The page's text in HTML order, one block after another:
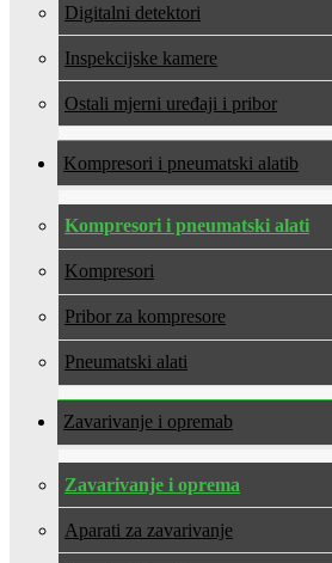
Digitalni detektori
Inspekcijske kamere
Ostali mjerni uređaji i pribor
Kompresori i pneumatski alati
Kompresori i pneumatski alati
Kompresori
Pribor za kompresore
Pneumatski alati
Zavarivanje i oprema
Zavarivanje i oprema
Aparati za zavarivanje